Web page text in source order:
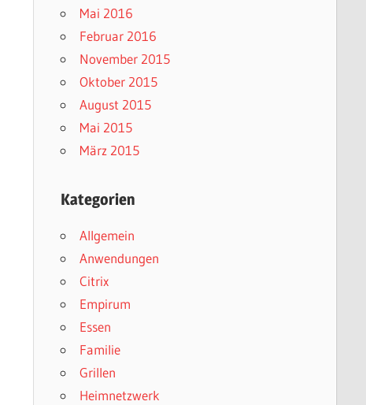
Mai 2016
Februar 2016
November 2015
Oktober 2015
August 2015
Mai 2015
März 2015
Kategorien
Allgemein
Anwendungen
Citrix
Empirum
Essen
Familie
Grillen
Heimnetzwerk